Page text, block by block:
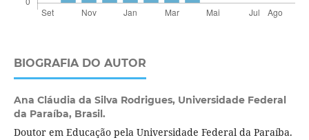
BIOGRAFIA DO AUTOR
Ana Cláudia da Silva Rodrigues, Universidade Federal
da Paraíba, Brasil.
Doutor em Educação pela Universidade Federal da Paraíba.